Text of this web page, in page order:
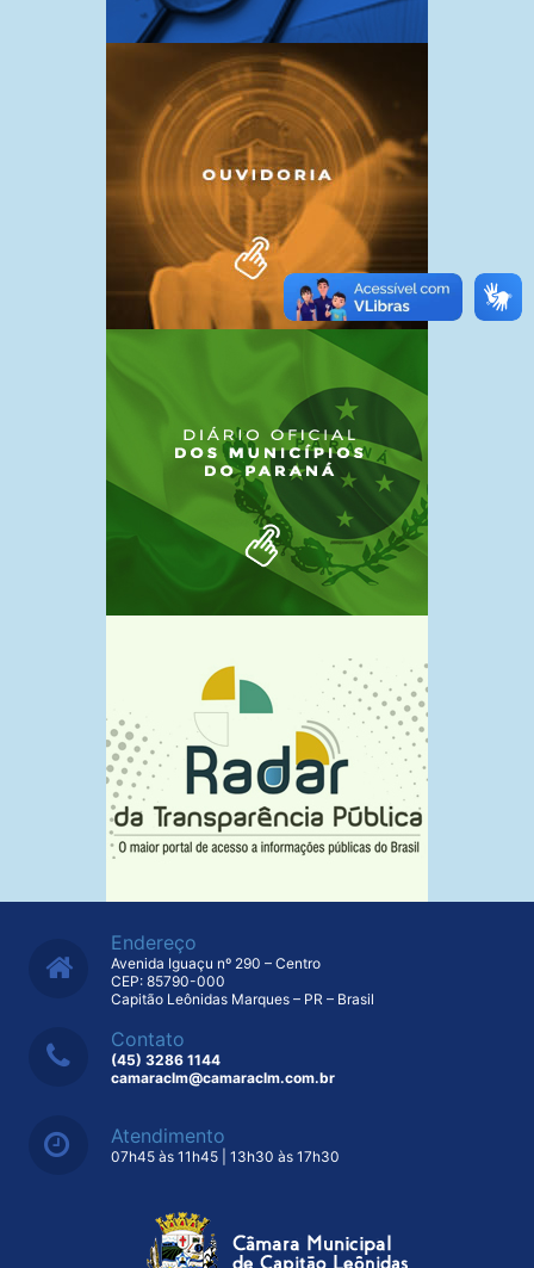
Endereço
Avenida Iguaçu nº 290 – Centro
CEP: 85790-000
Capitão Leônidas Marques – PR – Brasil
Contato
(45) 3286 1144
camaraclm@camaraclm.com.br
Atendimento
07h45 às 11h45 | 13h30 às 17h30